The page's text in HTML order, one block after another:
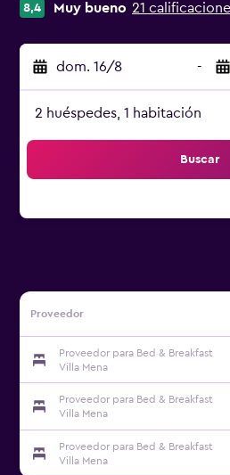
8,4 Muy bueno 21
dom. 16/8 -
2 huéspedes, 1 habitación
Buscar
Proveedor
Proveedor para Bed & Breakfast
Villa Mena
Proveedor para Bed & Breakfast
Villa Mena
Proveedor para Bed & Breakfast
Villa Mena